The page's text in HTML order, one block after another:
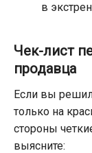
в
Чек-лист
продавца
Если вы
только на
стороны
выясните: